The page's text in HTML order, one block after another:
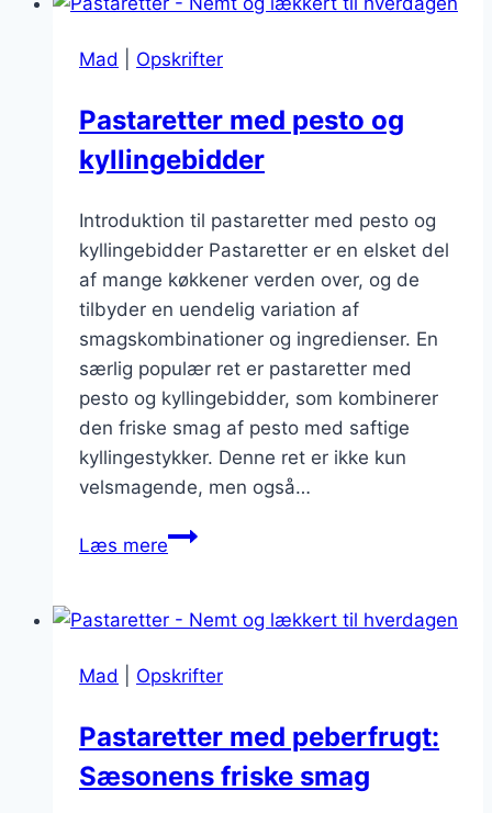
Mad Opskrifter
Pastaretter med pesto og
kyllingebidder
Introduktion til pastaretter med pesto og
kyllingebidder Pastaretter er en elsket del
af mange køkkener verden over, og de
tilbyder en uendelig variation af
smagskombinationer og ingredienser. En
særlig populær ret er pastaretter med
pesto og kyllingebidder, som kombinerer
den friske smag af pesto med saftige
kyllingestykker. Denne ret er ikke kun
velsmagende, men også…
Læs merePastaretter
og
Mad
Opskrifter
Pastaretter med peberfrugt:
Sæsonens friske smag